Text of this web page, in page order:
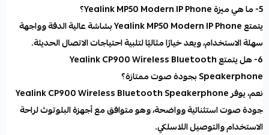
5- ما هي ميزة Yealink MP50 Modern IP Phone؟
يتمتع Yealink MP50 Modern IP Phone بشاشة عالية الدقة وواجهة
سهلة الاستخدام، ويعد خيارًا مثاليًا لتلبية احتياجات الاتصال الحديثة.
6- هل يتمتع Yealink CP900 Wireless Bluetooth
Speakerphone بجودة صوت ممتازة؟
نعم، يوفر Yealink CP900 Wireless Bluetooth Speakerphone
جودة صوت استثنائية وواضحة، وهو متوافق مع أجهزة البلوتوث لراحة
الاستخدام والتوصيل اللاسلكي.